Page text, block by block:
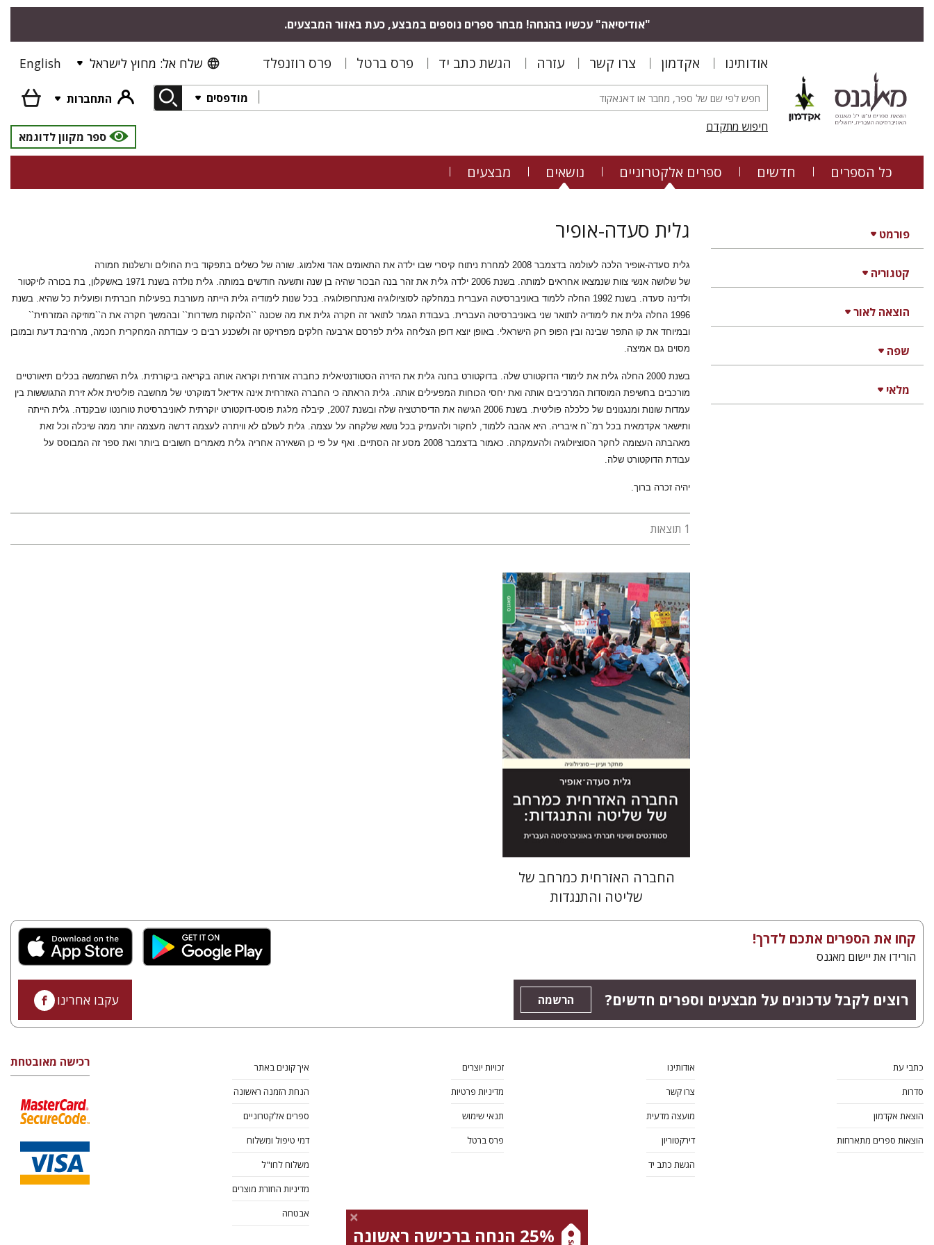
"אודיסיאה" עכשיו בהנחה! מבחר ספרים נוספים במבצע, כעת באזור המבצעים.
אודותינו אקדמון צרו קשר עזרה הגשת כתב יד פרס ברטל פרס רוזנפלד שלח אל: מחוץ לישראל English
מודפסים
התחברות
חיפוש מתקדם
ספר מקוון לדוגמא
כל הספרים חדשים ספרים אלקטרוניים נושאים מבצעים
פורמט
קטגוריה
הוצאה לאור
שפה
מלאי
גלית סעדה-אופיר
גלית סעדה-אופיר הלכה לעולמה בדצמבר 2008 למחרת ניתוח קיסרי שבו ילדה את התאומים אהד ואלמוג. שורה של כשלים בתפקוד בית החולים ורשלנות חמורה
של שלושה אנשי צוות שנמצאו אחראים למותה. בשנת 2006 ילדה גלית את זהר בנה הבכור שהיה בן שנה ותשעה חודשים במותה. גלית נולדה בשנת 1971 באשקלון, בת בכורה לויקטור
ולדינה סעדה. בשנת 1992 החלה ללמוד באוניברסיטה העברית במחלקה לסוציולוגיה ואנתרופולוגיה. בכל שנות לימודיה גלית הייתה מעורבת בפעילות חברתית ופועלית כל שהיא. בשנת
1996 החלה גלית את לימודיה לתואר שני באוניברסיטה העברית. בעבודת הגמר לתואר זה חקרה גלית את מה שכונה ``הלהקות משדרות`` ובהמשך חקרה את ה``מוזיקה המזרחית``
ובמיוחד את קו התפר שבינה ובין הפופ רוק הישראלי. באופן יוצא דופן הצליחה גלית לפרסם ארבעה חלקים מפרויקט זה ולשכנע רבים כי עבודתה המחקרית חכמה, מרחיבת דעת ובמובן
מסוים גם אמיצה.
בשנת 2000 החלה גלית את לימודי הדוקטורט שלה. בדוקטורט בחנה גלית את הזירה הסטודנטיאלית כחברה אזרחית וקראה אותה בקריאה ביקורתית. גלית השתמשה בכלים תיאורטיים
מורכבים בחשיפת המוסדות המרכיבים אותה ואת יחסי הכוחות המפעילים אותה. גלית הראתה כי החברה האזרחית אינה אידיאל דמוקרטי של מחשבה פוליטית אלא זירת התגוששות בין
עמדות שונות ומנגנונים של כלכלה פוליטית. בשנת 2006 הגישה את הדיסרטציה שלה ובשנת 2007, קיבלה מלגת פוסט-דוקטורט יוקרתית לאוניברסיטת טורונטו שבקנדה. גלית הייתה
ותישאר אקדמאית בכל רמ``ח איבריה. היא אהבה ללמוד, לחקור ולהעמיק בכל נושא שלקחה על עצמה. גלית לעולם לא וויתרה לעצמה דרשה מעצמה יותר ממה שיכלה וכל זאת
מאהבתה העצומה לחקר הסוציולוגיה ולהעמקתה. כאמור בדצמבר 2008 מסע זה הסתיים. ואף על פי כן השאירה אחריה גלית מאמרים חשובים ביותר ואת ספר זה המבוסס על
עבודת הדוקטורט שלה.
יהיה זכרה ברוך.
1 תוצאות
גלית סעדה-אופיר
$30
$27
החברה האזרחית כמרחב של
שליטה והתנגדות
קחו את הספרים אתכם לדרך!
הורידו את יישום מאגנס
רוצים לקבל עדכונים על מבצעים וספרים חדשים? הרשמה עקבו אחרינו
כתבי עת
סדרות
הוצאת אקדמון
הוצאות ספרים מתארחות
אודותינו
צרו קשר
מועצה מדעית
דירקטוריון
הגשת כתב יד
זכויות יוצרים
מדיניות פרטיות
תנאי שימוש
פרס ברטל
איך קונים באתר
הנחת הזמנה ראשונה
ספרים אלקטרוניים
דמי טיפול ומשלוח
משלוח לחו"ל
מדיניות החזרת מוצרים
אבטחה
רכישה מאובטחת
25% הנחה ברכישה ראשונה